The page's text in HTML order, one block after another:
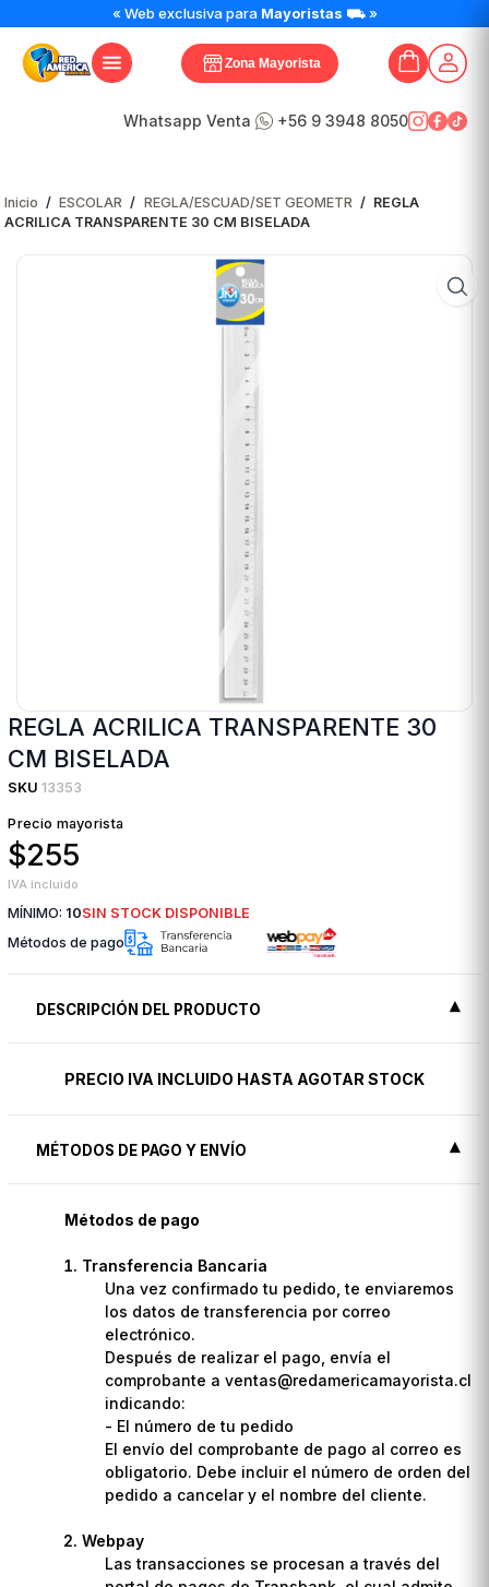
« Web exclusiva para Mayoristas ⛟ »
Zona Mayorista
Whatsapp Venta +56 9 3948 8050
Inicio / ESCOLAR / REGLA/ESCUAD/SET GEOMETR / REGLA
ACRILICA TRANSPARENTE 30 CM BISELADA
REGLA ACRILICA TRANSPARENTE 30
CM BISELADA
SKU 13353
Precio mayorista
$255
IVA incluido
MÍNIMO: 10SIN STOCK DISPONIBLE
Métodos de pago
DESCRIPCIÓN DEL PRODUCTO
PRECIO IVA INCLUIDO HASTA AGOTAR STOCK
MÉTODOS DE PAGO Y ENVÍO
Métodos de pago
Transferencia Bancaria
Una vez confirmado tu pedido, te enviaremos
los datos de transferencia por correo
electrónico.
Después de realizar el pago, envía el
comprobante a ventas@redamericamayorista.cl
indicando:
- El número de tu pedido
El envío del comprobante de pago al correo es
obligatorio. Debe incluir el número de orden del
pedido a cancelar y el nombre del cliente.
Webpay
Las transacciones se procesan a través del